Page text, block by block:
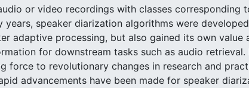
or video recordings with classes corresponding
speaker diarization algorithms were
adaptive processing, but also gained its own value
for downstream tasks such as audio
force to revolutionary changes in research and
advancements have been made for speaker